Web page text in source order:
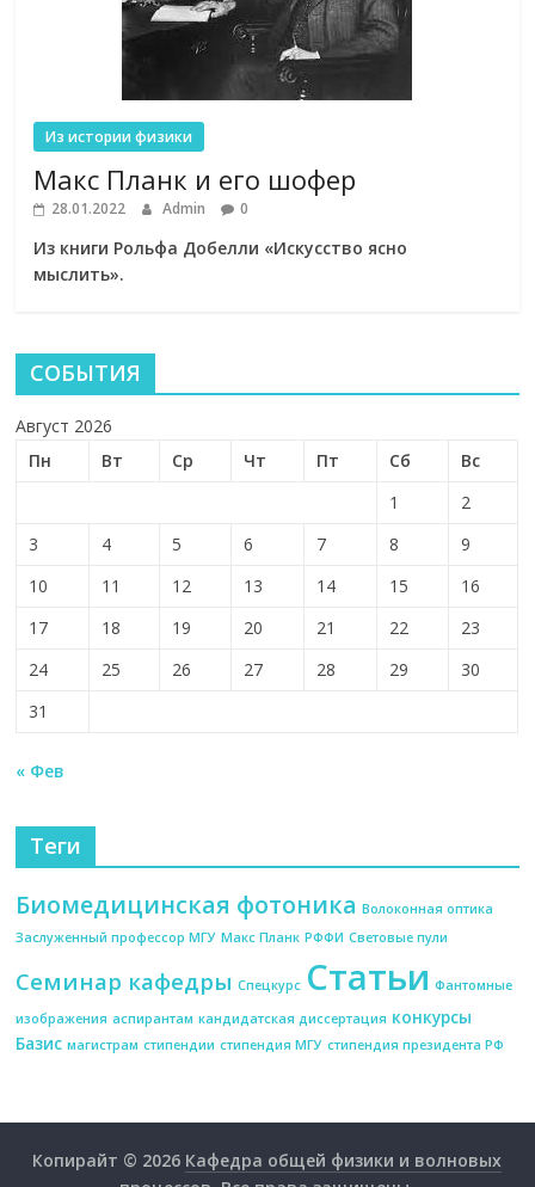
Из истории физики
Макс Планк и его шофер
28.01.2022 Admin 0
Из книги Рольфа Добелли «Искусство ясно
мыслить».
СОБЫТИЯ
Август 2026
Пн
Вт Ср Чт Пт Сб
Вс
1
2
3
4 5 6 7 8
9
10
11 12 13 14 15
16
17
18 19 20 21 22
23
24
25 26 27 28 29
30
31
« Фев
Теги
Биомедицинская фотоника Волоконная оптика
Заслуженный профессор МГУ Макс Планк РФФИ Световые пули
Семинар кафедры Спецкурс Статьи Фантомные
изображения аспирантам кандидатская диссертация конкурсы
Базис магистрам стипендии стипендия МГУ стипендия президента РФ
Копирайт © 2026 Кафедра общей физики и волновых